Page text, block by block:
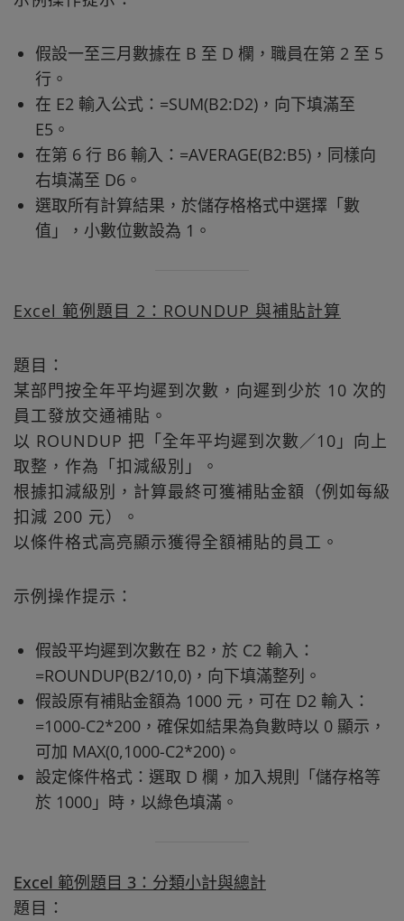
假設一至三月數據在 B 至 D 欄，職員在第 2 至 5
行。
在 E2 輸入公式：=SUM(B2:D2)，向下填滿至
E5。
在第 6 行 B6 輸入：=AVERAGE(B2:B5)，同樣向
右填滿至 D6。
選取所有計算結果，於儲存格格式中選擇「數
值」，小數位數設為 1。
Excel 範例題目 2：ROUNDUP 與補貼計算
題目：
某部門按全年平均遲到次數，向遲到少於 10 次的
員工發放交通補貼。
以 ROUNDUP 把「全年平均遲到次數／10」向上
取整，作為「扣減級別」。
根據扣減級別，計算最終可獲補貼金額（例如每級
扣減 200 元）。
以條件格式高亮顯示獲得全額補貼的員工。
示例操作提示：
假設平均遲到次數在 B2，於 C2 輸入：
=ROUNDUP(B2/10,0)，向下填滿整列。
假設原有補貼金額為 1000 元，可在 D2 輸入：
=1000-C2*200，確保如結果為負數時以 0 顯示，
可加 MAX(0,1000-C2*200)。
設定條件格式：選取 D 欄，加入規則「儲存格等
於 1000」時，以綠色填滿。
Excel 範例題目 3：分類小計與總計
題目：